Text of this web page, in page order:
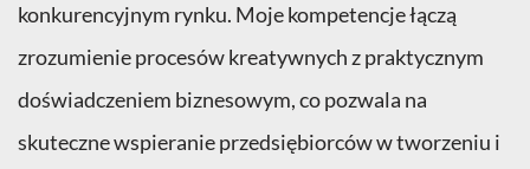
konkurencyjnym rynku. Moje kompetencje łączą
zrozumienie procesów kreatywnych z praktycznym
doświadczeniem biznesowym, co pozwala na
skuteczne wspieranie przedsiębiorców w tworzeniu i